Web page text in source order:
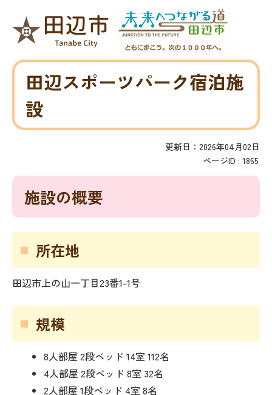
田辺スポーツパーク宿泊施
設
更新日：2026年04月02日
ページID : 1865
施設の概要
所在地
田辺市上の山一丁目23番1-1号
規模
8人部屋 2段ベッド 14室 112名
4人部屋 2段ベッド 8室 32名
2人部屋 1段ベッド 4室 8名